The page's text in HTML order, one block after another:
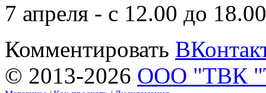
7 апреля - с 12.00 до 18.00
Комментировать
© 2013-2026 ООО "ТВК